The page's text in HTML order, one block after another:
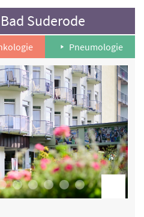
Suderode
Pneumologie